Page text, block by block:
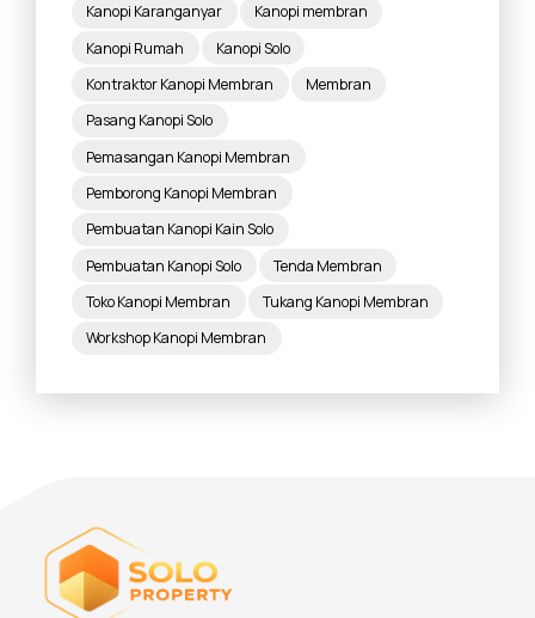
Kanopi Karanganyar
Kanopi membran
Kanopi Rumah
Kanopi Solo
Kontraktor Kanopi Membran
Membran
Pasang Kanopi Solo
Pemasangan Kanopi Membran
Pemborong Kanopi Membran
Pembuatan Kanopi Kain Solo
Pembuatan Kanopi Solo
Tenda Membran
Toko Kanopi Membran
Tukang Kanopi Membran
Workshop Kanopi Membran